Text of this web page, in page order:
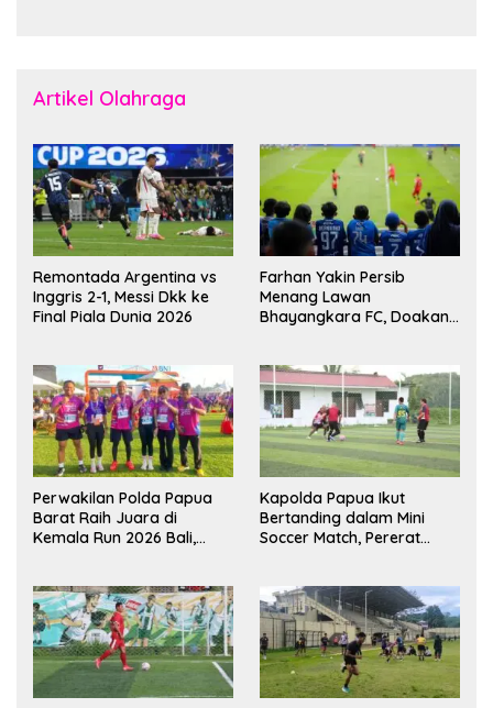
Artikel Olahraga
Remontada Argentina vs
Inggris 2-1, Messi Dkk ke
Final Piala Dunia 2026
Farhan Yakin Persib
Menang Lawan
Bhayangkara FC, Doakan
Perwakilan Polda Papua
Barat Raih Juara di
Kemala Run 2026 Bali,
Kapolda Papua Ikut
Bertanding dalam Mini
Soccer Match, Pererat